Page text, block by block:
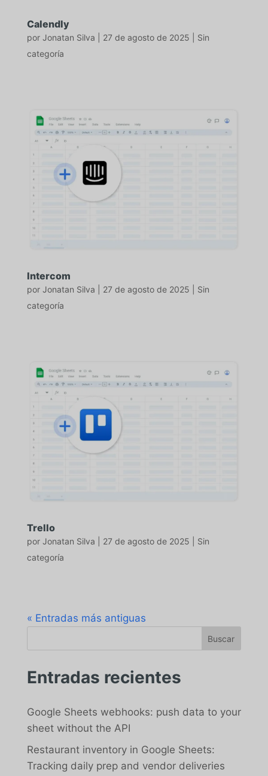
Calendly
por Jonatan Silva 27 de agosto de 2025
Sin
categoría
Intercom
por Jonatan Silva 27 de agosto de 2025
Sin
categoría
Trello
por Jonatan Silva 27 de agosto de 2025
Sin
categoría
« Entradas más antiguas
Entradas recientes
Google Sheets webhooks: push data to your
sheet without the API
Restaurant inventory in Google Sheets:
Tracking daily prep and vendor deliveries